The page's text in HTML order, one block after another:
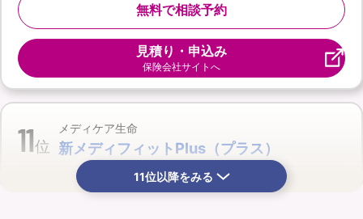
無料で相談予約
見積り・申込み
保険会社サイトへ
11位
メディケア生命
新メディフィットPlus（プラス）
11位以降をみる